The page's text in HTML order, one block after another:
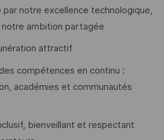
notre excellence technologique,
ambition partagée
attractif
compétences en continu :
académies et communautés
bienveillant et respectant